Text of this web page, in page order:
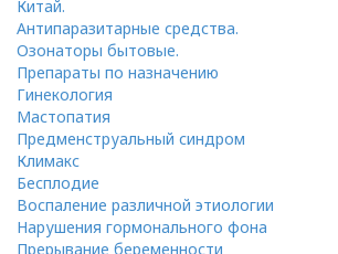
Китай.
Антипаразитарные средства.
Озонаторы бытовые.
Препараты по назначению
Гинекология
Мастопатия
Предменструальный синдром
Климакс
Бесплодие
Воспаление различной этиологии
Нарушения гормонального фона
Прерывание беременности